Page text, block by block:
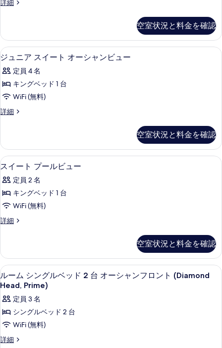
ュ
の
す
べ
て
の
写
真
示
す
る
詳
真
を
表
示
す
る
グ
ベ
ッ
ド
2
台
オ
ー
ン
フ
ロ
ン
ト
の
す
て
の
写
真
を
表
示
す
詳細
ン
グ
ル
ッ
ド
台
オ
ー
ン
ロ
ン
ト
の
詳
細
空室状況と料金を確認
ジ
ュ
ニ
ア
ス
イ
ト
オ
ー
シ
ャ
ン
ビ
の
す
べ
て
の
写
真
高級寝具、セーフティボックス (室
4
ジュニア スイート オーシャンビュー
定員 4 名
キングベッド 1 台
WiFi (無料)
詳細
ジ
ス
イ
ー
オ
ー
ャ
ン
ビ
の
細
空室状況と料金を確認
ス
イ
ー
ト
プ
ー
ビ
ュ
ー
の
す
べ
て
の
高級寝具、セーフティボックス (室
4
スイート プールビュー
定員 2 名
キングベッド 1 台
WiFi (無料)
詳細
ス
プ
ー
ル
ビ
ー
の
細
空室状況と料金を確認
ル
ー
ム
シ
ン
グ
高級寝具、セーフティボックス (室
4
ルーム シングルベッド 2 台 オーシャンフロント (Diamond
Head, Prime)
定員 3 名
シングルベッド 2 台
WiFi (無料)
詳細
ル